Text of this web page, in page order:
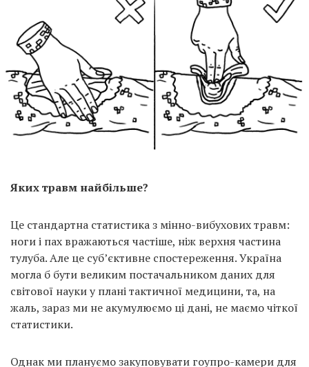
Яких травм найбільше?
Це стандартна статистика з мінно-вибухових травм:
ноги і пах вражаються частіше, ніж верхня частина
тулуба. Але це суб’єктивне спостереження. Україна
могла б бути великим постачальником даних для
світової науки у плані тактичної медицини, та, на
жаль, зараз ми не акумулюємо ці дані, не маємо чіткої
статистики.
Однак ми плануємо закуповувати гоупро-камери для